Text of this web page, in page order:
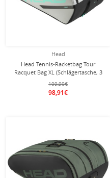
Head
Head Tennis-Racketbag Tour
Racquet Bag XL (Schlägertasche, 3
Hauptfächer) 2024 grau/teal 12er
109,90€
98,91€